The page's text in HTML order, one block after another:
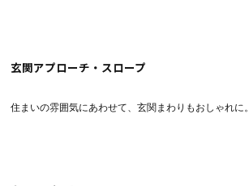
玄関アプローチ・スロープ
住まいの雰囲気にあわせて、玄関まわりもおしゃれに。